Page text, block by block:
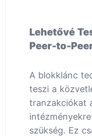
Lehetővé
Peer-to-
A blokklánc
teszi a
tranzakciókat
szükség. Ez